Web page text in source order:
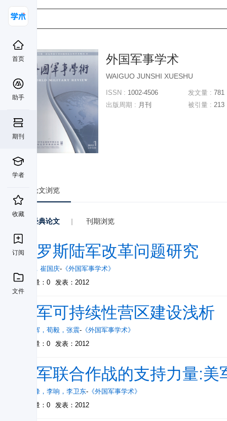
首页
助手
期刊
学者
收藏
订阅
文件
外国军事学术
WAIGUO JUNSHI XUESHU
ISSN : 1002-4506
出版周期 : 月刊
发文量 : 781
被引量 : 213
论文浏览
经典论文 | 刊期浏览
俄罗斯陆军改革问题研究
， 崔国庆- 《外国军事学术》
被引量：0
发表：2012
美军可持续性营区建设浅析
杨亚辉 ， 荀毅 ， 张震- 《外国军事学术》
被引量：0
发表：2012
美军联合作战的支持力量:
肖铁峰 ， 李响 ， 李卫东- 《外国军事学术》
被引量：0
发表：2012